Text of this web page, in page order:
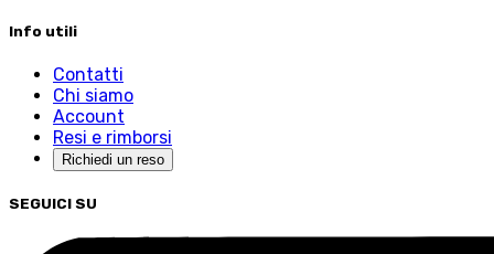
Info utili
Contatti
Chi siamo
Account
Resi e rimborsi
Richiedi un reso
SEGUICI SU